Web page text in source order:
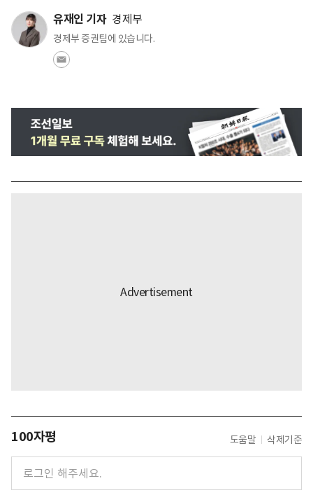
유재인 기자 경제부
경제부 증권팀에 있습니다.
100자평 도움말 삭제기준